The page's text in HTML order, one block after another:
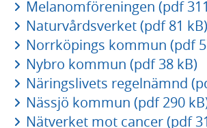
Melanomföreningen (pdf
Naturvårdsverket (pdf 81 kB)
Norrköpings kommun (pdf
Nybro kommun (pdf 38 kB)
Näringslivets regelnämnd
Nässjö kommun (pdf 290
Nätverket mot cancer (pdf